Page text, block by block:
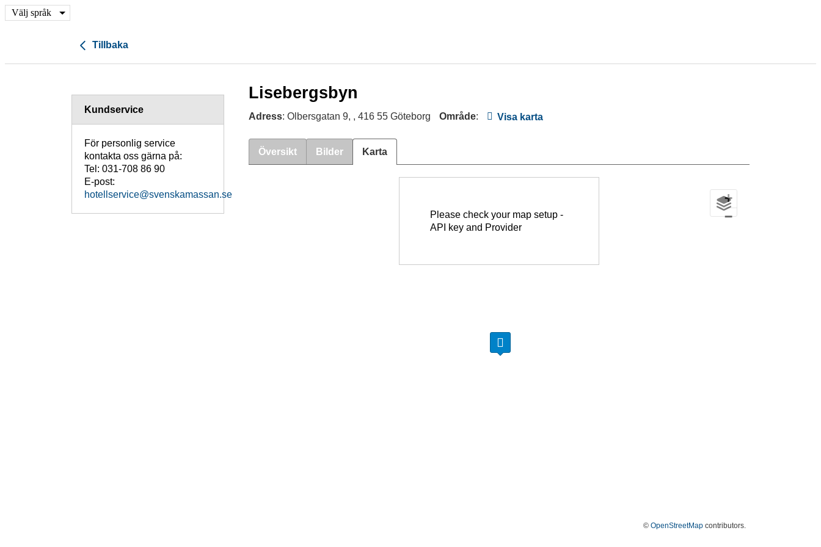
Välj språk
Tillbaka
Lisebergsbyn
Adress: Olbersgatan 9, , 416 55 Göteborg Område: Visa karta
Översikt Bilder Karta
Please check your map setup -
API key and Provider
© OpenStreetMap contributors.
+
−
Kundservice
För personlig service
kontakta oss gärna på:
Tel: 031-708 86 90
E-post:
hotellservice@svenskamassan.se